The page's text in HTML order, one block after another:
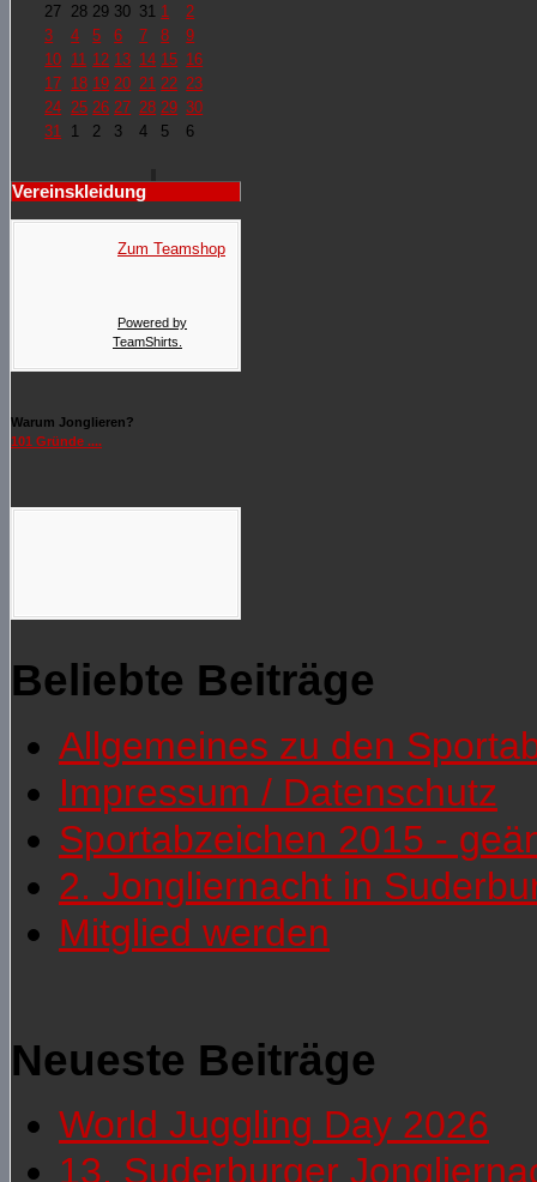
27 28 29 30 31 1
2
3
4 5 6 7 8
9
10 11 12 13 14 15 16
17 18 19 20 21 22 23
24 25 26 27 28 29 30
31
1 2 3 4 5 6
Vereinskleidung
Zum Teamshop
Powered by
TeamShirts.
Warum Jonglieren?
101 Gründe ....
Beliebte Beiträge
Allgemeines zu den
Impressum / Datenschutz
Sportabzeichen 2015 -
2. Jongliernacht in
Mitglied werden
Neueste Beiträge
World Juggling Day 2026
13. Suderburger